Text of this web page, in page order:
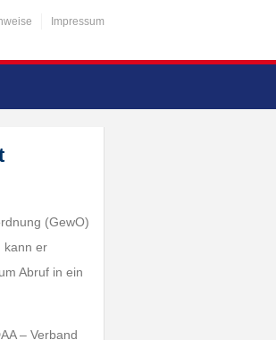
Impressum
(GewO)
kann er
Abruf in ein
– Verband